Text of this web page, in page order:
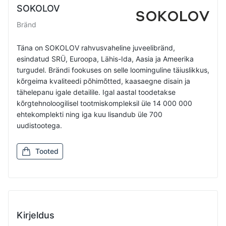
SOKOLOV
Bränd
Täna on SOKOLOV rahvusvaheline juveelibränd,
esindatud SRÜ, Euroopa, Lähis-Ida, Aasia ja Ameerika
turgudel. Brändi fookuses on selle loominguline täiuslikkus,
kõrgeima kvaliteedi põhimõtted, kaasaegne disain ja
tähelepanu igale detailile. Igal aastal toodetakse
kõrgtehnoloogilisel tootmiskompleksil üle 14 000 000
ehtekomplekti ning iga kuu lisandub üle 700
uudistootega.
Tooted
Kirjeldus